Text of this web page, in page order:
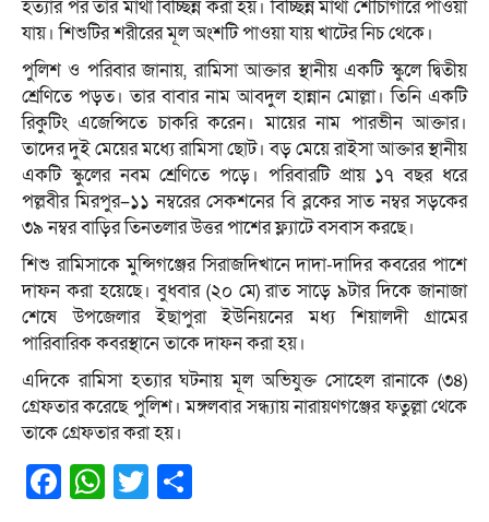
হত্যার পর তার মাথা বিচ্ছিন্ন করা হয়। বিচ্ছিন্ন মাথা শৌচাগারে পাওয়া
যায়। শিশুটির শরীরের মূল অংশটি পাওয়া যায় খাটের নিচ থেকে।
পুলিশ ও পরিবার জানায়, রামিসা আক্তার স্থানীয় একটি স্কুলে দ্বিতীয়
শ্রেণিতে পড়ত। তার বাবার নাম আবদুল হান্নান মোল্লা। তিনি একটি
রিকুটিং এজেন্সিতে চাকরি করেন। মায়ের নাম পারভীন আক্তার।
তাদের দুই মেয়ের মধ্যে রামিসা ছোট। বড় মেয়ে রাইসা আক্তার স্থানীয়
একটি স্কুলের নবম শ্রেণিতে পড়ে। পরিবারটি প্রায় ১৭ বছর ধরে
পল্লবীর মিরপুর–১১ নম্বরের সেকশনের বি ব্লকের সাত নম্বর সড়কের
৩৯ নম্বর বাড়ির তিনতলার উত্তর পাশের ফ্ল্যাটে বসবাস করছে।
শিশু রামিসাকে মুন্সিগঞ্জের সিরাজদিখানে দাদা-দাদির কবরের পাশে
দাফন করা হয়েছে। বুধবার (২০ মে) রাত সাড়ে ৯টার দিকে জানাজা
শেষে উপজেলার ইছাপুরা ইউনিয়নের মধ্য শিয়ালদী গ্রামের
পারিবারিক কবরস্থানে তাকে দাফন করা হয়।
এদিকে রামিসা হত্যার ঘটনায় মূল অভিযুক্ত সোহেল রানাকে (৩৪)
গ্রেফতার করেছে পুলিশ। মঙ্গলবার সন্ধ্যায় নারায়ণগঞ্জের ফতুল্লা থেকে
তাকে গ্রেফতার করা হয়।
Facebook
WhatsApp
Twitter